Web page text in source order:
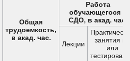
Общая
трудоемкость,
в акад. час.
Работа
обучающегося в
СДО, в акад. час.
Лекции
занятия и /
или